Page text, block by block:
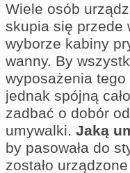
Wiele osób
skupia się przede
wyborze kabiny
wanny. By
wyposażenia tego
jednak spójną
zadbać o dobór
umywalki. Jaką
by pasowała do
zostało